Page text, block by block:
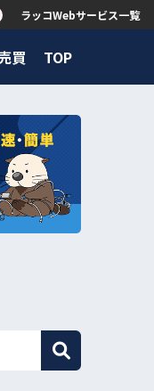
ラッコWebサービス一覧
買 TOP